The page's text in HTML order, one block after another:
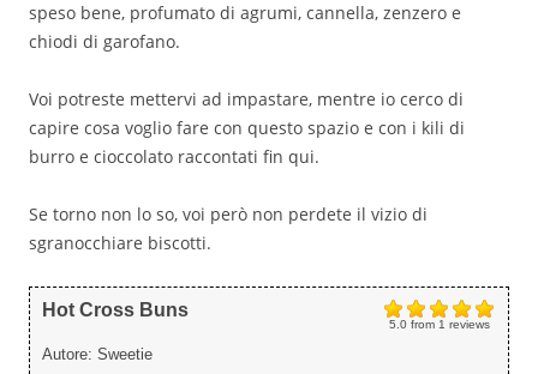
speso bene, profumato di agrumi, cannella, zenzero e
chiodi di garofano.
Voi potreste mettervi ad impastare, mentre io cerco di
capire cosa voglio fare con questo spazio e con i kili di
burro e cioccolato raccontati fin qui.
Se torno non lo so, voi però non perdete il vizio di
sgranocchiare biscotti.
5.0from 1 reviews
Hot Cross Buns
Autore: Sweetie